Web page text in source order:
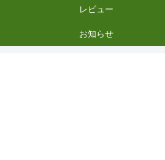
レビュー
お知らせ